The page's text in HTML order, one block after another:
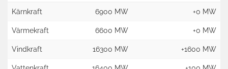
Kärnkraft 6900 MW +0 MW
Värmekraft 6600 MW +0 MW
Vindkraft 16300 MW +1600 MW